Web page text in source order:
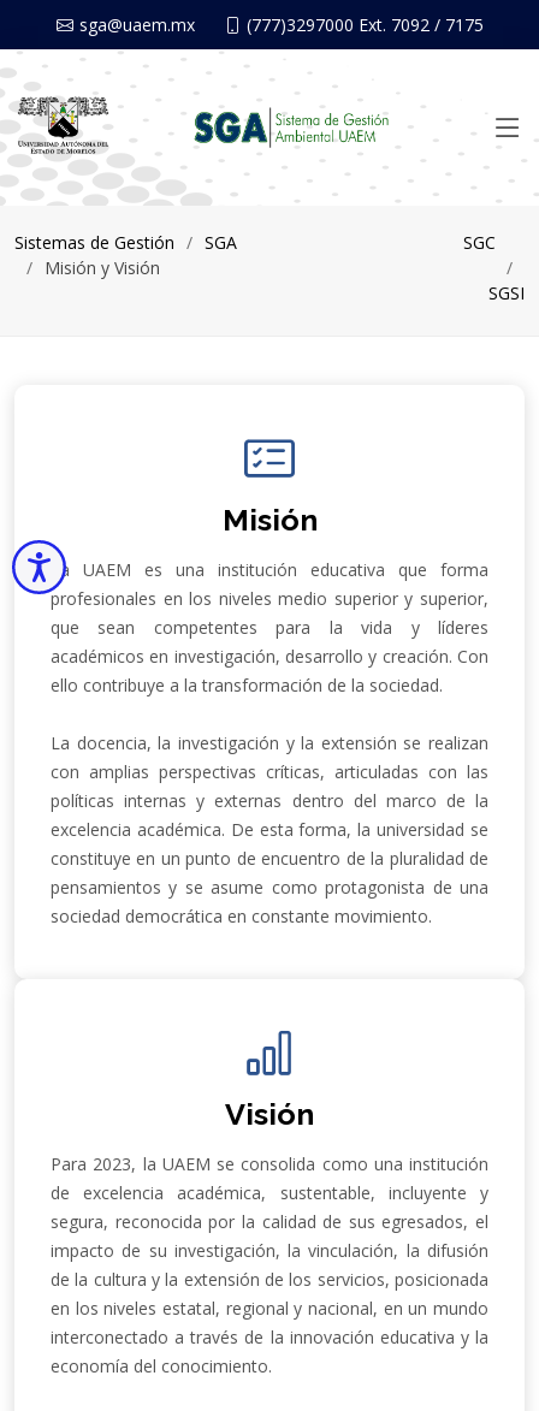
este
sitio
web
incluye
un
sistema
accesibilidad.
Accesibilidad
sga@uaem.mx (777)3297000 Ext. 7092 / 7175
Sistemas de Gestión
SGA
Misión y Visión
SGC
SGSI
Misión
La UAEM es una institución educativa que forma
profesionales en los niveles medio superior y superior,
que sean competentes para la vida y líderes
académicos en investigación, desarrollo y creación. Con
ello contribuye a la transformación de la sociedad.
La docencia, la investigación y la extensión se realizan
con amplias perspectivas críticas, articuladas con las
políticas internas y externas dentro del marco de la
excelencia académica. De esta forma, la universidad se
constituye en un punto de encuentro de la pluralidad de
pensamientos y se asume como protagonista de una
sociedad democrática en constante movimiento.
Visión
Para 2023, la UAEM se consolida como una institución
de excelencia académica, sustentable, incluyente y
segura, reconocida por la calidad de sus egresados, el
impacto de su investigación, la vinculación, la difusión
de la cultura y la extensión de los servicios, posicionada
en los niveles estatal, regional y nacional, en un mundo
interconectado a través de la innovación educativa y la
economía del conocimiento.